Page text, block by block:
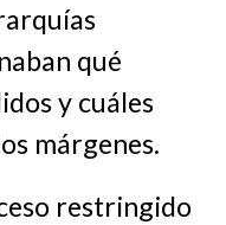
qué
y cuáles
márgenes.
restringido